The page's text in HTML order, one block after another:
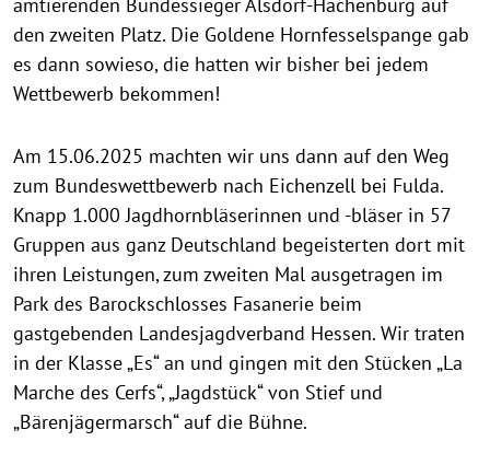
den zweiten Platz. Die Goldene Hornfesselspange gab
es dann sowieso, die hatten wir bisher bei jedem
Wettbewerb bekommen!
Am 15.06.2025 machten wir uns dann auf den Weg
zum Bundeswettbewerb nach Eichenzell bei Fulda.
Knapp 1.000 Jagdhornbläserinnen und -bläser in 57
Gruppen aus ganz Deutschland begeisterten dort mit
ihren Leistungen, zum zweiten Mal ausgetragen im
Park des Barockschlosses Fasanerie beim
gastgebenden Landesjagdverband Hessen. Wir traten
in der Klasse „Es“ an und gingen mit den Stücken „La
Marche des Cerfs“, „Jagdstück“ von Stief und
„Bärenjägermarsch“ auf die Bühne.